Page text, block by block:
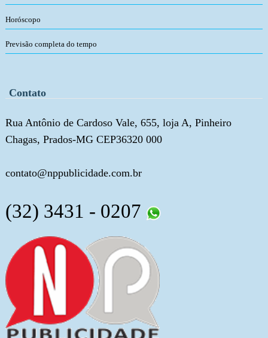
Horóscopo
Previsão completa do tempo
Contato
Rua Antônio de Cardoso Vale, 655, loja A, Pinheiro
Chagas, Prados-MG CEP36320 000
contato@nppublicidade.com.br
(32) 3431 - 0207